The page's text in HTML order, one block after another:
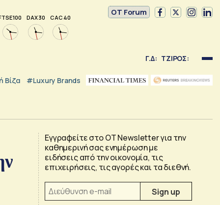
100 DAX 30 CAC 40
OT Forum
Γ.Δ: ΤΖΙΡΟΣ:
Βίζα #luxury Brands
Εγγραφείτε στο OT Newsletter για την
καθημερινή σας ενημέρωση με
ειδήσεις από την οικονομία, τις
επιχειρήσεις, τις αγορές και τα διεθνή.